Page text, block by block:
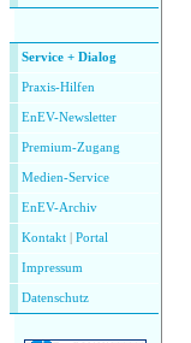
Service + Dialog
Praxis-Hilfen
EnEV-Newsletter
Premium-Zugang
Medien-Service
EnEV-Archiv
Kontakt Portal
Impressum
Datenschutz